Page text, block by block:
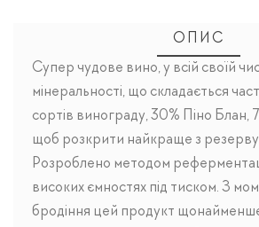
ОПИС
Супер чудове вино, у всій своїй
мінеральності, що складається
сортів винограду, 30% Піно
щоб розкрити найкраще з
Розроблено методом
високих ємностях під тиском. З
бродіння цей продукт